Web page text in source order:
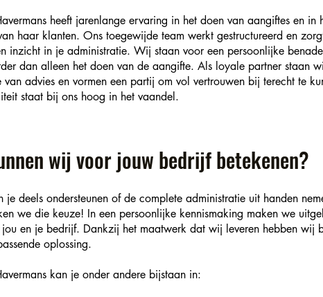
heeft jarenlange ervaring in het doen van aangiftes en in
haar klanten. Ons toegewijde team werkt gestructureerd en
inzicht in je administratie. Wij staan voor een persoonlijke
dan alleen het doen van de aangifte. Als loyale partner staan
van advies en vormen een partij om vol vertrouwen bij terecht te
staat bij ons hoog in het vaandel.
wij voor jouw bedrijf betekenen?
je deels ondersteunen of de complete administratie uit handen
we die keuze! In een persoonlijke kennismaking maken we
jou en je bedrijf. Dankzij het maatwerk dat wij leveren hebben wij
oplossing.
kan je onder andere bijstaan in: